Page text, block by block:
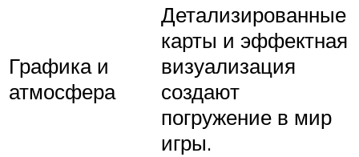
Графика и
атмосфера
Детализированные
карты и эффектная
визуализация
создают
погружение в мир
игры.